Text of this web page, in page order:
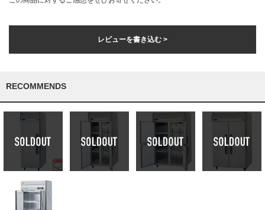
レビューを書き込む >
RECOMMENDS